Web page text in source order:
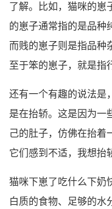
了解。比如，猫咪的崽
的崽子通常指的是品种
而贱的崽子则是指品种
至于笨的崽子，就是指
还有一个有趣的说法是
是在抬轿。这是因为一
己的肚子，仿佛在抬着
它们感到不适，我想抬
猫咪下崽了吃什么下奶
白质的食物、足够的水